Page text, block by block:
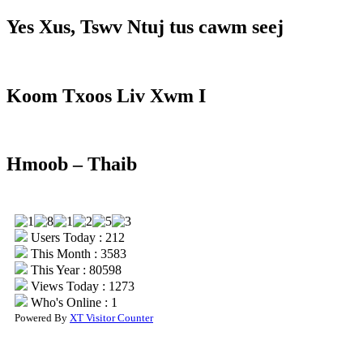
Yes Xus, Tswv Ntuj tus cawm seej
Koom Txoos Liv Xwm I
Hmoob – Thaib
Users Today : 212
This Month : 3583
This Year : 80598
Views Today : 1273
Who's Online : 1
Powered By XT Visitor Counter